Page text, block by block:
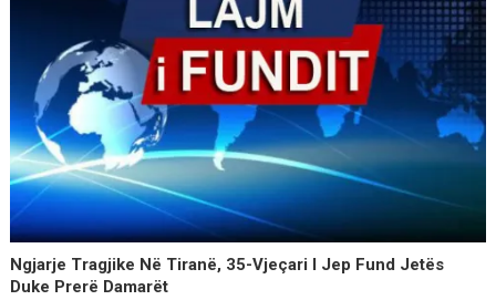
Ngjarje Tragjike Në Tiranë, 35-Vjeçari I Jep Fund Jetës
Duke Prerë Damarët